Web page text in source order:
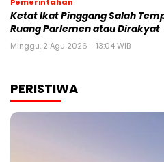
Pemerintahan
Ketat Ikat Pinggang Salah
Ruang Parlemen atau Dirakyat
Minggu, 2 Agu 2026 - 13:04 WIB
PERISTIWA